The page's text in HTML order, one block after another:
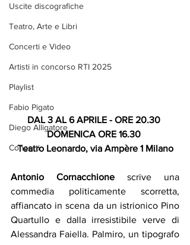
Uscite discografiche
Teatro, Arte e Libri
Concerti e Video
Artisti in concorso RTI 2025
Playlist
Fabio Pigato
Diego Alligatore
Concerti
DAL 3 AL 6 APRILE - ORE 20.30
DOMENICA ORE 16.30
Teatro Leonardo, via Ampère 1 Milano
Antonio Cornacchione scrive una
commedia politicamente scorretta,
affiancato in scena da un istrionico Pino
Quartullo e dalla irresistibile verve di
Alessandra Faiella. Palmiro, un tipografo